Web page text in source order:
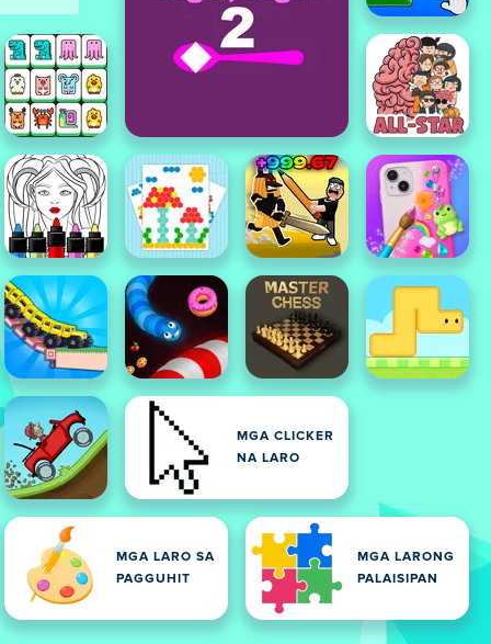
MGA CLICKER
NA LARO
MGA LARO SA
PAGGUHIT
MGA LARONG
PALAISIPAN